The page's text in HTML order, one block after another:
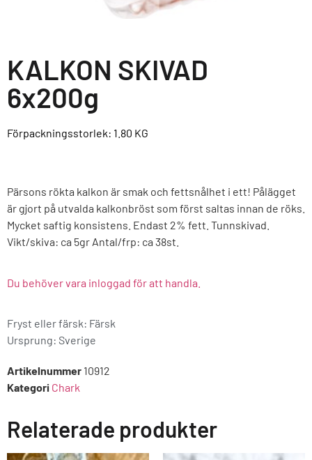
KALKON SKIVAD
6x200g
Förpackningsstorlek: 1.80 KG
Pärsons rökta kalkon är smak och fettsnålhet i ett! Pålägget
är gjort på utvalda kalkonbröst som först saltas innan de röks.
Mycket saftig konsistens. Endast 2% fett. Tunnskivad.
Vikt/skiva: ca 5gr Antal/frp: ca 38st.
Du behöver vara inloggad för att handla.
Fryst eller färsk: Färsk
Ursprung: Sverige
Artikelnummer 10912
Kategori Chark
Relaterade produkter